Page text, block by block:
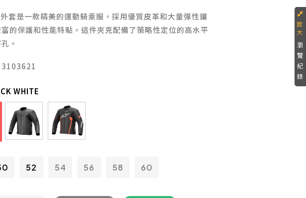
套是一款精美的運動騎乘服，採用優質皮革和大量彈性鑲
的保護和性能特點。這件夾克配備了策略性定位的高水平
。
3103621
WHITE
52 54 56 58 60
瀏
覽
紀
錄